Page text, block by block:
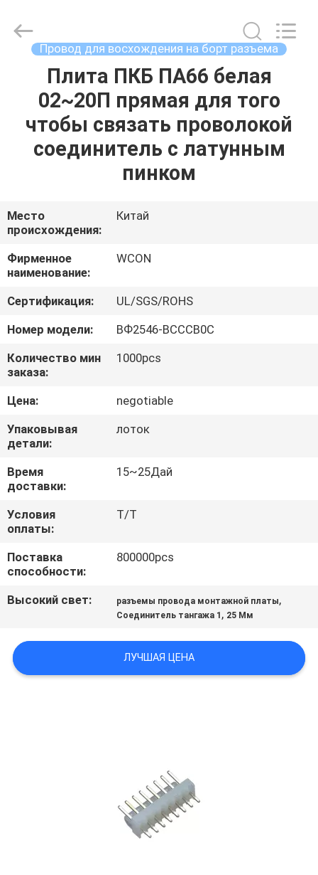
ПРОДУКТЫ
ПУТЕШЕСТВИЕ
ФАБРИКИ
ПРОВЕРКА
КАЧЕСТВА
СВЯЖИТЕСЬ
МЫ
СПРОСИТЕ
ЦИТАТУ
КАРТА
САЙТА
POLICY
Провод для восхождения на борт разъема
Плита ПКБ ПА66 белая
02~20П прямая для того
чтобы связать проволокой
соединитель с латунным
пинком
Место
происхождения:
Китай
Фирменное
наименование:
WCON
Сертификация:
UL/SGS/ROHS
Номер модели:
ВФ2546-ВСССВ0С
Количество мин
заказа:
1000pcs
Цена:
negotiable
Упаковывая
детали:
лоток
Время
доставки:
15~25Дай
Условия
оплаты:
T/T
Поставка
способности:
800000pcs
Высокий свет: разъемы провода монтажной платы,
Соединитель тангажа 1 , 25 Мм
ЛУЧШАЯ ЦЕНА